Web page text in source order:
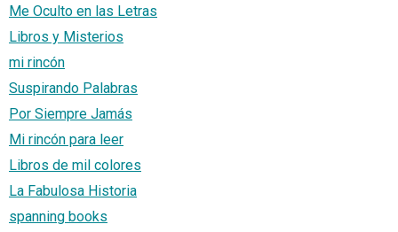
Me Oculto en las Letras
Libros y Misterios
mi rincón
Suspirando Palabras
Por Siempre Jamás
Mi rincón para leer
Libros de mil colores
La Fabulosa Historia
spanning books